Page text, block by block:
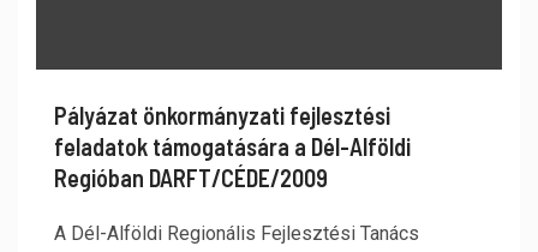
Pályázat önkormányzati fejlesztési
feladatok támogatására a Dél-Alföldi
Regióban DARFT/CÉDE/2009
A Dél-Alföldi Regionális Fejlesztési Tanács